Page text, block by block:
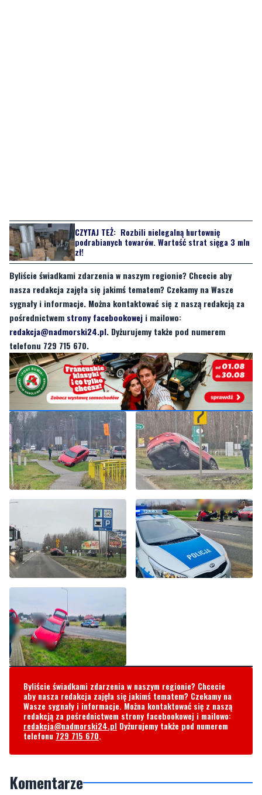
CZYTAJ TEŻ: Rozbili nielegalną hurtownię
podrabianych towarów. Wartość strat sięga 3 mln
zł!
Byliście świadkami zdarzenia w naszym regionie? Chcecie aby
nasza redakcja zajęła się jakimś tematem? Czekamy na Wasze
sygnały i informacje. Można kontaktować się z naszą redakcją za
pośrednictwem strony facebookowej i mailowo:
redakcja@nadmorski24.pl. Dyżurujemy także pod numerem
telefonu 729 715 670.
Byliście świadkami zdarzenia w naszym regionie? Chcecie
aby nasza redakcja zajęła się jakimś tematem? Czekamy na
Wasze sygnały i informacje. Można kontaktować się z naszą
redakcją za pośrednictwem strony facebookowej i mailowo:
redakcja@nadmorski24.pl Dyżurujemy także pod numerem
telefonu 729 715 670.
Komentarze